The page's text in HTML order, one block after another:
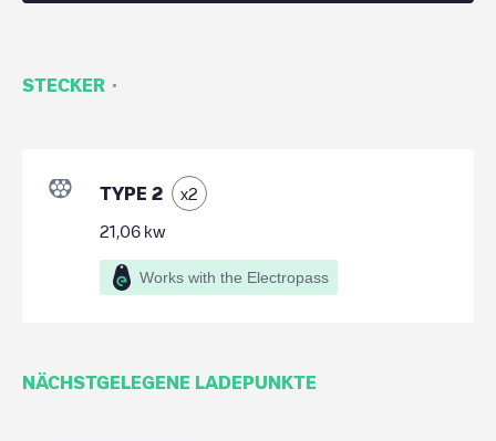
STECKER ·
TYPE 2 x2
21,06 kw
Works with the Electropass
NÄCHSTGELEGENE LADEPUNKTE